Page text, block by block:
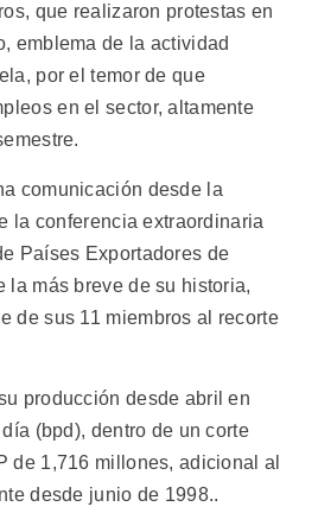
que realizaron protestas en
emblema de la actividad
por el temor de que
en el sector, altamente
comunicación desde la
la conferencia extraordinaria
Países Exportadores de
la más breve de su historia,
de sus 11 miembros al recorte
producción desde abril en
(bpd), dentro de un corte
de 1,716 millones, adicional al
desde junio de 1998..